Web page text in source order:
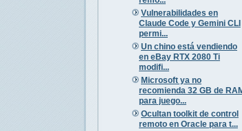
Vulnerabilidades en
Claude Code y Gemini CLI
permi...
Un chino está vendiendo
en eBay RTX 2080 Ti
modifi...
Microsoft ya no
recomienda 32 GB de
para juego...
Ocultan toolkit de control
remoto en Oracle para t...